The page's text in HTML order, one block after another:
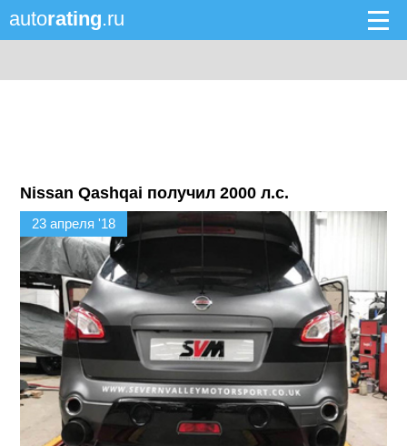
autorating.ru
Nissan Qashqai получил 2000 л.с.
23 апреля '18